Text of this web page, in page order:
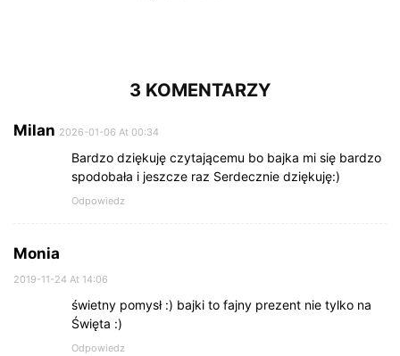
3 KOMENTARZY
Milan 2026-01-06 At 00:34
Bardzo dziękuję czytającemu bo bajka mi się bardzo
spodobała i jeszcze raz Serdecznie dziękuję:)
Odpowiedz
Monia
2019-11-24 At 14:06
świetny pomysł :) bajki to fajny prezent nie tylko na
Święta :)
Odpowiedz